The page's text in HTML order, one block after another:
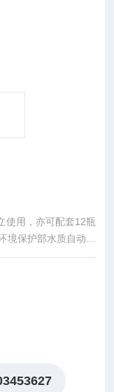
使用，亦可配套12瓶
保护部水质自动采
），具有体积小、重
厂，对工业污染源排